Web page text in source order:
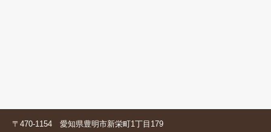
〒470-1154 愛知県豊明市新栄町1丁目179